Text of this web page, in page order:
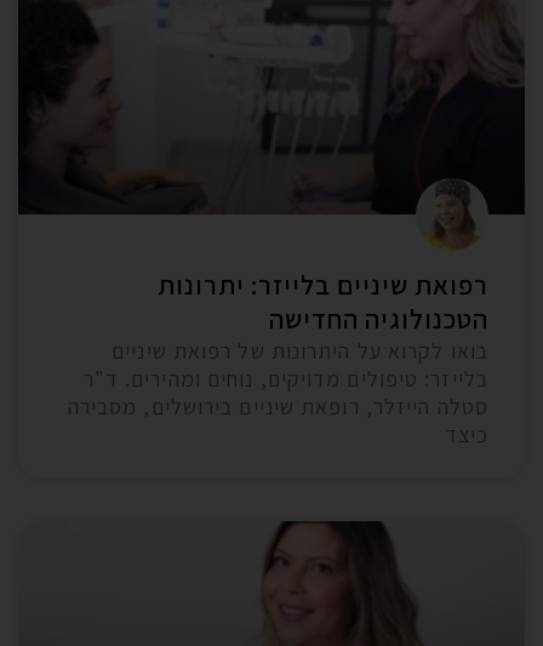
רפואת שיניים בלייזר: יתרונות
הטכנולוגיה החדישה
בואו לקרוא על היתרונות של רפואת שיניים
בלייזר: טיפולים מדויקים, נוחים ומהירים. ד"ר
סטלה הייזלר, רופאת שיניים בירושלים, מסבירה
כיצד